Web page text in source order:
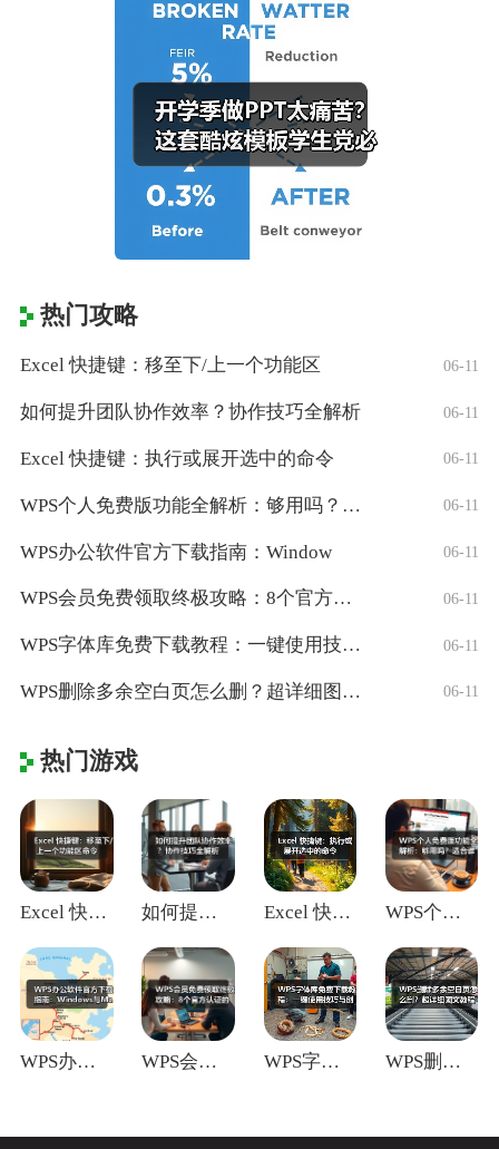
热门攻略
Excel 快捷键：移至下/上一个功能区 06-11
如何提升团队协作效率？协作技巧全解析 06-11
Excel 快捷键：执行或展开选中的命令 06-11
WPS个人免费版功能全解析：够用吗？适合 06-11
WPS办公软件官方下载指南：Window 06-11
WPS会员免费领取终极攻略：8个官方认证 06-11
WPS字体库免费下载教程：一键使用技巧与 06-11
WPS删除多余空白页怎么删？超详细图文教 06-11
热门游戏
Excel 快捷键：移至下/上一个功能区 如何提升团队协作效率？协作技巧全解析 Excel 快捷键：执行或展开选中的命令 WPS个人免费版功能全解析：够用吗？适合
WPS办公软件官方下载指南：Window WPS会员免费领取终极攻略：8个官方认证 WPS字体库免费下载教程：一键使用技巧与 WPS删除多余空白页怎么删？超详细图文教